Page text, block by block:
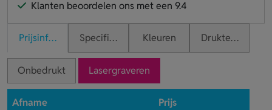
Klanten beoordelen ons met een 9.4
PrijsinformatieSpecificaties Kleuren Druktechnieken
Onbedrukt Lasergraveren
Afname Prijs